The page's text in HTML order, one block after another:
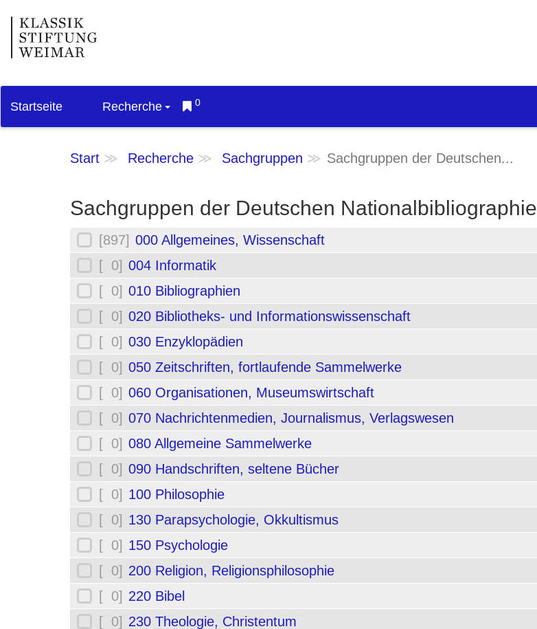
Startseite Recherche 0
Start Recherche Sachgruppen Sachgruppen der Deutschen...
Sachgruppen der Deutschen Nationalbibliographie
[897] 000 Allgemeines, Wissenschaft
[ 0] 004 Informatik
[ 0] 010 Bibliographien
[ 0] 020 Bibliotheks- und Informationswissenschaft
[ 0] 030 Enzyklopädien
[ 0] 050 Zeitschriften, fortlaufende Sammelwerke
[ 0] 060 Organisationen, Museumswirtschaft
[ 0] 070 Nachrichtenmedien, Journalismus, Verlagswesen
[ 0] 080 Allgemeine Sammelwerke
[ 0] 090 Handschriften, seltene Bücher
[ 0] 100 Philosophie
[ 0] 130 Parapsychologie, Okkultismus
[ 0] 150 Psychologie
[ 0] 200 Religion, Religionsphilosophie
[ 0] 220 Bibel
[ 0] 230 Theologie, Christentum